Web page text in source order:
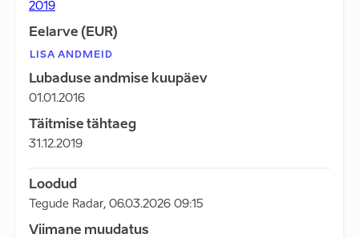
2019
Eelarve (EUR)
LISA ANDMEID
Lubaduse andmise kuupäev
01.01.2016
Täitmise tähtaeg
31.12.2019
Loodud
Tegude Radar, 06.03.2026 09:15
Viimane muudatus